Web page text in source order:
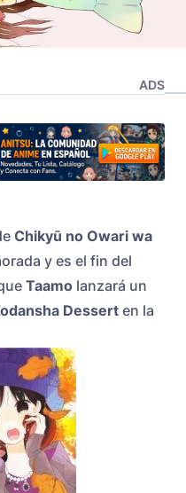
ADS
Chikyū no Owari wa
y es el fin del
Taamo lanzará un
Dessert en la